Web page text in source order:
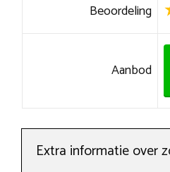
Beoordeling
Aanbod
Extra informatie over